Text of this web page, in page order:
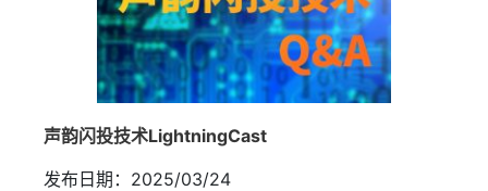
声韵闪投技术LightningCast
发布日期：2025/03/24